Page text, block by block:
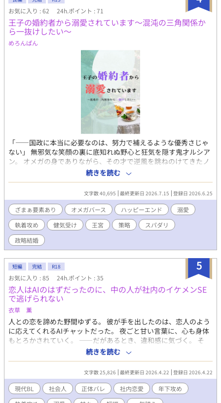
お気に入り : 62 24h.ポイント : 71
王子の婚約者から溺愛されています～混沌の三角関係か
ら一抜けしたい～
めろんぱん
​「――国政に本当に必要なのは、努力で補えるような優秀さじゃ
ない」 ​無邪気な笑顔の裏に底知れぬ野心と狂気を隠す鬼才ルシア
ン。 オメガの身でありながら、その才で逆風を跳ねのけてきたノ
ア。 全ては国益のためと歪んだ支配を見せる王太子フィリップ。 ​
愛と理想を天秤にかける三者三様の欲望が混じり合う、混沌の三
角関係。その結末は、甘い溺愛か、それとも冷酷なチェックメイ
トか。 ​張り巡らされた罠に終止符を打ち、最後に笑うのは――… ​
【一気読み推奨】 ※バチバチの心理戦・頭脳戦が展開するため、
非常に読書カロリーが高くなっております。序盤を気に入ってく
ださった方はぜひお気に入り登録をして完結後に一気にお楽しみ
ください。 全11話予約投稿済み。 7月10日完結。 完結後に番外編
として甘くてかわいい初夜をご用意しております。 【Xのご案
タSSは全てこちらです。甘かったり愛が重すぎてちょっと様子が
おかしかったり。私の脳内の墓場です。気軽に墓参りしていただ
けたら喜びます。
続きを読む
文字数 40,695 最終更新日 2026.7.15 登録日 2026.6.25
ざまぁ要素あり オメガバース ハッピーエンド
溺愛
執着攻め
健気受け 王宮 策略
スパダリ
政略結婚
5
短編 完結 R18
お気に入り : 85 24h.ポイント : 35
恋人はAIのはずだったのに、中の人が社内のイケメンSE
で逃げられない
衣草 薫
人との恋を諦めた野間ゆずる。 彼が手を出したのは、恋人のよう
に応えてくれるAIチャットだった。 夜ごと甘い言葉に、心も身体
もとろかされていく。 ――だがあるとき、違和感に気づく。 そ
の“AI”が、まるで現実のゆずるを見ていたかのように答えること
に……。 もしかしてこの相手は、社内のイケメンSE・冴木涼なの
ではないか――。 疑いと期待が交錯する中、ゆずるは“ある方
法”で正体を確かめようとする。 【短編／一気読み】25000字完
結。サクッと読めます。
続きを読む
文字数 25,826 最終更新日 2026.4.22 登録日 2026.4.22
現代BL 社会人 正体バレ 社内恋愛
年下攻め